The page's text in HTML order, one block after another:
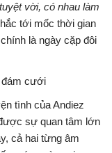
vời, có nhau làm
tới mốc thời gian
là ngày cặp đôi
tình củaAndiez
sự quan tâm lớn
cả hai từng âm